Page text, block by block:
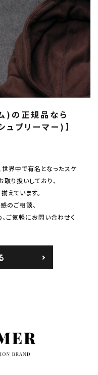
)の正規品なら
プリーマー)】
界中で有名となったスケ
り扱いしており、
えています。
のご相談、
ご気軽にお問い合わせく